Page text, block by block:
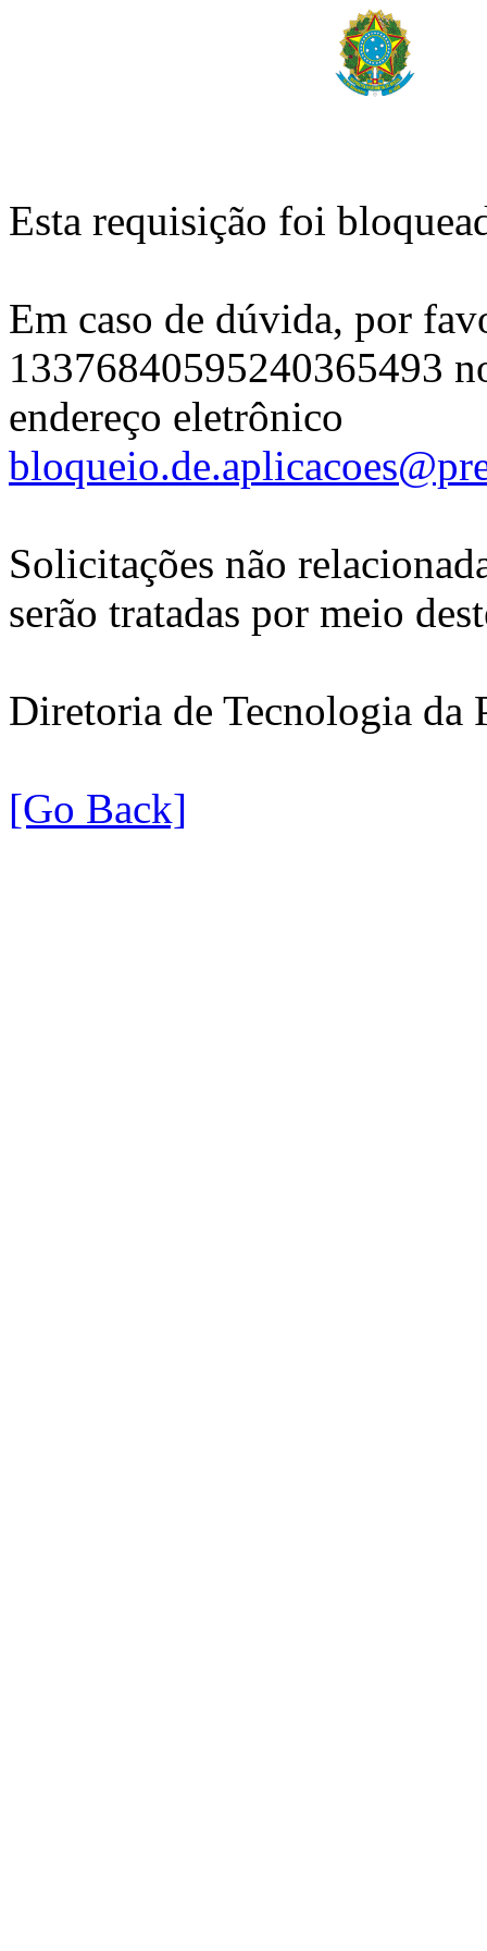
Esta requisição foi
Em caso de dúvida, por
13376840595240365493
endereço eletrônico
Solicitações não
serão tratadas por meio
Diretoria de Tecnologia da
[Go Back]